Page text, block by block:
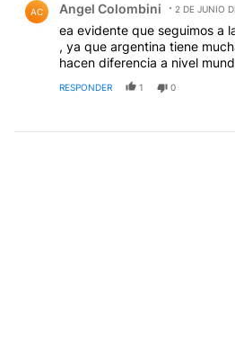
AC Angel Colombini 2 DE JUNIO
ea evidente que seguimos a
, ya que argentina tiene
hacen diferencia a nivel
RESPONDER 1 0